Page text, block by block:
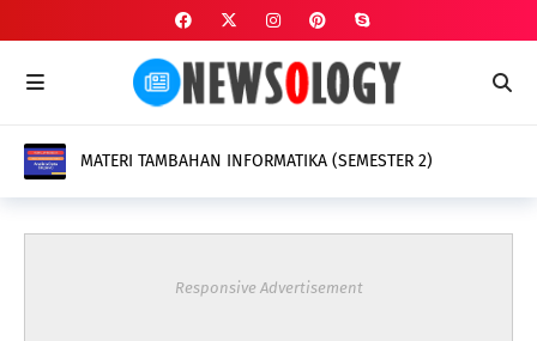
MATERI TAMBAHAN INFORMATIKA (SEMESTER 2)
Responsive Advertisement